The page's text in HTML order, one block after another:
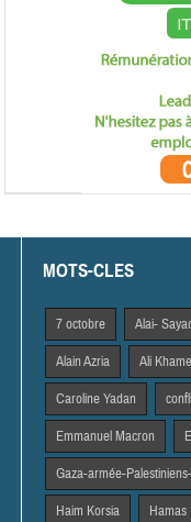
MOTS-CLES
7 octobre Alai-
Alain Azria Ali
Caroline Yadan
Emmanuel Macron
Gaza-armée-
Haim Korsia Hamas